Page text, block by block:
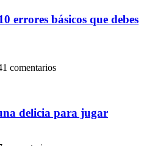
errores básicos que debes
comentarios
delicia para jugar